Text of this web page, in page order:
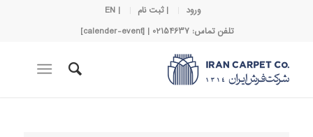
ورود | ثبت نام
| EN
تلفن تماس: 02154637 | [calender-event]